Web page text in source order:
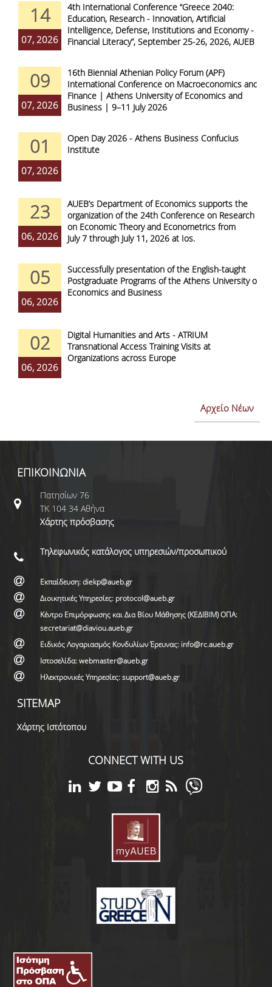
14
07, 2026
4th International Conference “Greece 2040:
Education, Research - Innovation, Artificial
Intelligence, Defense, Institutions and Economy -
Financial Literacy”, September 25-26, 2026, AUEB
09
07, 2026
16th Biennial Athenian Policy Forum (APF)
International Conference on Macroeconomics and
Finance | Athens University of Economics and
Business | 9–11 July 2026
01
07, 2026
Open Day 2026 - Athens Business Confucius
Institute
23
06, 2026
AUEB’s Department of Economics supports the
organization of the 24th Conference on Research
on Economic Theory and Econometrics from
July 7 through July 11, 2026 at Ios.
05
06, 2026
Successfully presentation of the English-taught
Postgraduate Programs of the Athens University of
Economics and Business
02
06, 2026
Digital Humanities and Arts - ATRIUM
Transnational Access Training Visits at
Organizations across Europe
Αρχείο Νέων
ΕΠΙΚΟΙΝΩΝΙΑ
Πατησίων 76
ΤΚ 104 34 Αθήνα
Χάρτης πρόσβασης
Τηλεφωνικός κατάλογος υπηρεσιών/προσωπικού
Εκπαίδευση: diekp@aueb.gr
Διοικητικές Υπηρεσίες: protocol@aueb.gr
Κέντρο Επιμόρφωσης και Δια Βίου Μάθησης (ΚΕΔΙΒΙΜ) ΟΠΑ:
secretariat@diaviou.aueb.gr
Ειδικός Λογαριασμός Κονδυλίων Έρευνας: info@rc.aueb.gr
Ιστοσελίδα: webmaster@aueb.gr
Ηλεκτρονικές Υπηρεσίες: support@aueb.gr
SITEMAP
Χάρτης Ιστότοπου
CONNECT WITH US